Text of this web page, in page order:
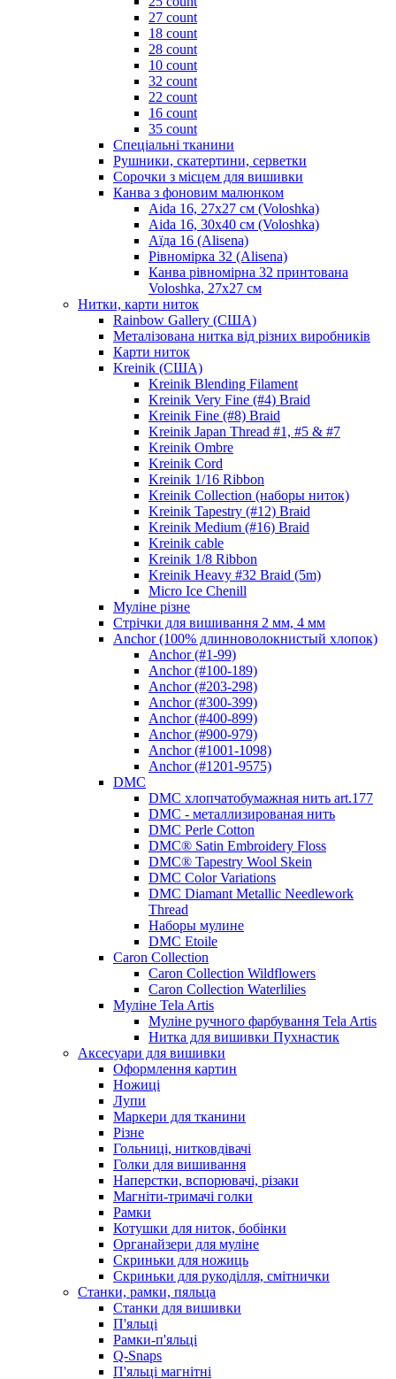
27 count
18 count
28 count
10 count
32 count
22 count
16 count
35 count
Спеціальні тканини
Рушники, скатертини, серветки
Сорочки з місцем для вишивки
Канва з фоновим малюнком
Aida 16, 27х27 см (Voloshka)
Aida 16, 30х40 см (Voloshka)
Аїда 16 (Alisena)
Рівномірка 32 (Alisena)
Канва рівномірна 32 принтована
Voloshka, 27х27 см
Нитки, карти ниток
Rainbow Gallery (США)
Металізована нитка від різних виробників
Карти ниток
Kreinik (США)
Kreinik Blending Filament
Kreinik Very Fine (#4) Braid
Kreinik Fine (#8) Braid
Kreinik Japan Thread #1, #5 & #7
Kreinik Ombre
Kreinik Cord
Kreinik 1/16 Ribbon
Kreinik Collection (наборы ниток)
Kreinik Tapestry (#12) Braid
Kreinik Medium (#16) Braid
Kreinik cable
Kreinik 1/8 Ribbon
Kreinik Heavy #32 Braid (5m)
Micro Ice Chenill
Муліне різне
Стрічки для вишивання 2 мм, 4 мм
Anchor (100% длинноволокнистый хлопок)
Anchor (#1-99)
Anchor (#100-189)
Anchor (#203-298)
Anchor (#300-399)
Anchor (#400-899)
Anchor (#900-979)
Anchor (#1001-1098)
Anchor (#1201-9575)
DMC
DMC хлопчатобумажная нить art.177
DMC - металлизированая нить
DMC Perle Cotton
DMC® Satin Embroidery Floss
DMC® Tapestry Wool Skein
DMC Color Variations
DMC Diamant Metallic Needlework
Thread
Наборы мулине
DMC Etoile
Caron Collection
Caron Collection Wildflowers
Caron Collection Waterlilies
Муліне Tela Artis
Муліне ручного фарбування Tela Artis
Нитка для вишивки Пухнастик
Аксесуари для вишивки
Оформлення картин
Ножиці
Лупи
Маркери для тканини
Різне
Гольниці, нитковдівачі
Голки для вишивання
Наперстки, вспорювачі, різаки
Магніти-тримачі голки
Рамки
Котушки для ниток, бобінки
Органайзери для муліне
Скриньки для ножиць
Скриньки для рукоділля, смітнички
Станки, рамки, пяльца
Станки для вишивки
П'яльці
Рамки-п'яльці
Q-Snaps
П'яльці магнітні